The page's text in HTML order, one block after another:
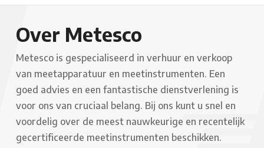
Over Metesco
Metesco is gespecialiseerd in verhuur en verkoop
van meetapparatuur en meetinstrumenten. Een
goed advies en een fantastische dienstverlening is
voor ons van cruciaal belang. Bij ons kunt u snel en
voordelig over de meest nauwkeurige en recentelijk
gecertificeerde meetinstrumenten beschikken.